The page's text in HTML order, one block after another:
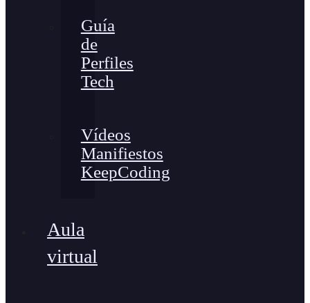
Guía
de
Perfiles
Tech
Vídeos
Manifiestos
KeepCoding
Aula
virtual